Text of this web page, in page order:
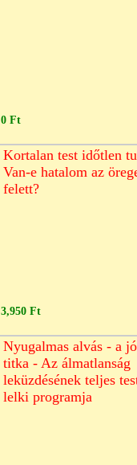
0 Ft
Kortalan test időtlen
Van-e hatalom az
felett?
3,950 Ft
Nyugalmas alvás - a
titka - Az álmatlanság
leküzdésének teljes
lelki programja